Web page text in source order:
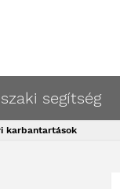
segítség
karbantartások